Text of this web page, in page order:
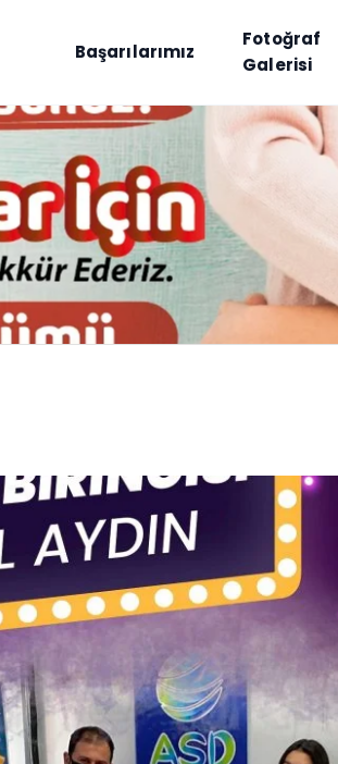
Başarılarımız
Fotoğraf
Galerisi